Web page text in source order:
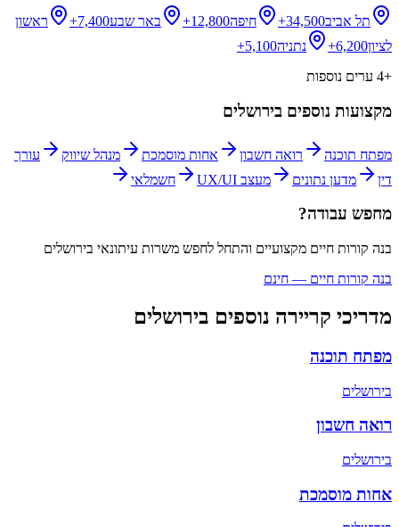
תל אביב34,500+ חיפה12,800+ באר שבע7,400+
ראשון
לציון6,200+ נתניה5,100+
+
4 ערים נוספות
מקצועות נוספים בירושלים
מפתח תוכנה רואה חשבון אחות מוסמכת מנהל שיווק
עורך
דין
מדען נתונים מעצב UX/UI חשמלאי
מחפש עבודה?
בנה קורות חיים מקצועיים והתחל לחפש משרות עיתונאי בירושלים
בנה קורות חיים — חינם
מדריכי קריירה נוספים בירושלים
מפתח תוכנה
בירושלים
רואה חשבון
בירושלים
אחות מוסמכת